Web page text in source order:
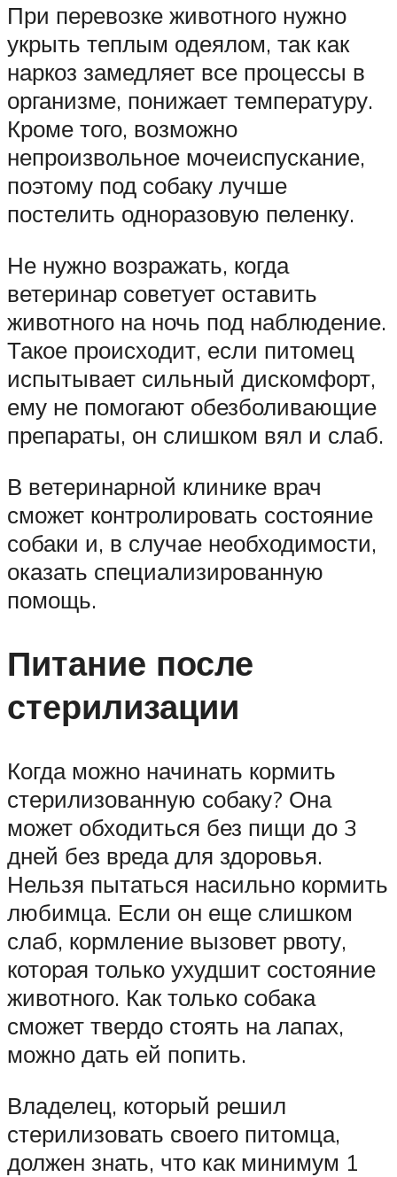
При перевозке животного нужно
укрыть теплым одеялом, так как
наркоз замедляет все процессы в
организме, понижает температуру.
Кроме того, возможно
непроизвольное мочеиспускание,
поэтому под собаку лучше
постелить одноразовую пеленку.
Не нужно возражать, когда
ветеринар советует оставить
животного на ночь под наблюдение.
Такое происходит, если питомец
испытывает сильный дискомфорт,
ему не помогают обезболивающие
препараты, он слишком вял и слаб.
В ветеринарной клинике врач
сможет контролировать состояние
собаки и, в случае необходимости,
оказать специализированную
помощь.
Питание после
стерилизации
Когда можно начинать кормить
стерилизованную собаку? Она
может обходиться без пищи до 3
дней без вреда для здоровья.
Нельзя пытаться насильно кормить
любимца. Если он еще слишком
слаб, кормление вызовет рвоту,
которая только ухудшит состояние
животного. Как только собака
сможет твердо стоять на лапах,
можно дать ей попить.
Владелец, который решил
стерилизовать своего питомца,
должен знать, что как минимум 1